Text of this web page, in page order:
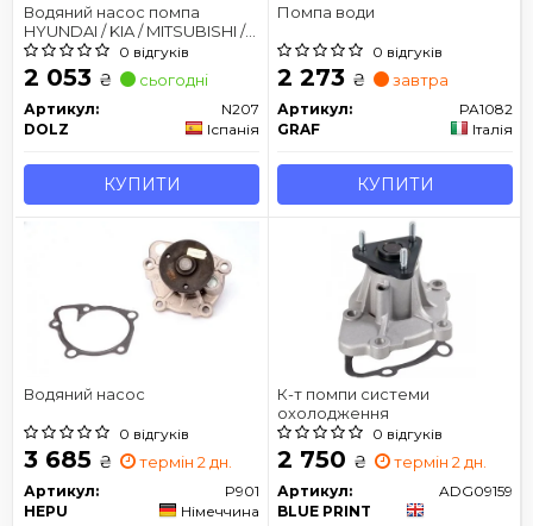
Водяний насос помпа
HYUNDAI / KIA / MITSUBISHI /
PEUGEOT C-Crosser / i35 /
Sonata / Lancer / Outlanderr
1.8-2.4 06 -
0 відгуків
2 053 ₴ сьогодні
Артикул:
N207
DOLZ
Іспанія
КУПИТИ
Помпа води
0 відгуків
2 273 ₴ завтра
Артикул:
PA1082
GRAF
Італія
КУПИТИ
Водяний насос
0 відгуків
3 685 ₴ термін 2 дн.
Артикул:
P901
HEPU
Німеччина
К-т помпи системи
охолодження
0 відгуків
2 750 ₴ термін 2 дн.
Артикул:
ADG09159
BLUE PRINT